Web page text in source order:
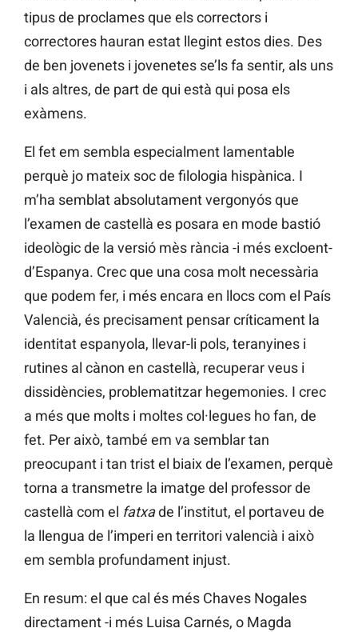
tipus de proclames que els correctors i
correctores hauran estat llegint estos dies. Des
de ben jovenets i jovenetes se’ls fa sentir, als uns
i als altres, de part de qui està qui posa els
exàmens.
El fet em sembla especialment lamentable
perquè jo mateix soc de filologia hispànica. I
m’ha semblat absolutament vergonyós que
l’examen de castellà es posara en mode bastió
ideològic de la versió mès rància -i més excloent-
d’Espanya. Crec que una cosa molt necessària
que podem fer, i més encara en llocs com el País
Valencià, és precisament pensar críticament la
identitat espanyola, llevar-li pols, teranyines i
rutines al cànon en castellà, recuperar veus i
dissidències, problematitzar hegemonies. I crec
a més que molts i moltes col·legues ho fan, de
fet. Per això, també em va semblar tan
preocupant i tan trist el biaix de l’examen, perquè
torna a transmetre la imatge del professor de
castellà com el fatxade l’institut, el portaveu de
la llengua de l’imperi en territori valencià i això
em sembla profundament injust.
En resum: el que cal és més Chaves Nogales
directament -i més Luisa Carnés, o Magda